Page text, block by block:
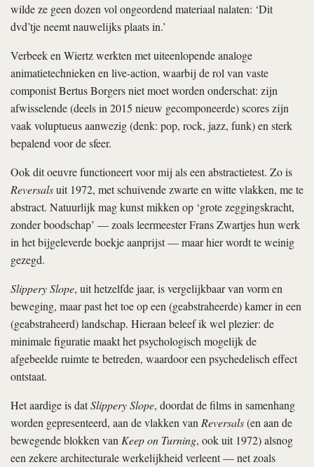
wilde ze geen dozen vol ongeordend materiaal nalaten: ‘Dit
dvd’tje neemt nauwelijks plaats in.’
Verbeek en Wiertz werkten met uiteenlopende analoge
animatietechnieken en live-action, waarbij de rol van vaste
componist Bertus Borgers niet moet worden onderschat: zijn
afwisselende (deels in 2015 nieuw gecomponeerde) scores zijn
vaak voluptueus aanwezig (denk: pop, rock, jazz, funk) en sterk
bepalend voor de sfeer.
Ook dit oeuvre functioneert voor mij als een abstractietest. Zo is
Reversalsuit 1972, met schuivende zwarte en witte vlakken, me te
abstract. Natuurlijk mag kunst mikken op ‘grote zeggingskracht,
zonder boodschap’ — zoals leermeester Frans Zwartjes hun werk
in het bijgeleverde boekje aanprijst — maar hier wordt te weinig
gezegd.
Slippery Slope, uit hetzelfde jaar, is vergelijkbaar van vorm en
beweging, maar past het toe op een (geabstraheerde) kamer in een
(geabstraheerd) landschap. Hieraan beleef ik wel plezier: de
minimale figuratie maakt het psychologisch mogelijk de
afgebeelde ruimte te betreden, waardoor een psychedelisch effect
ontstaat.
Het aardige is datSlippery Slope, doordat de films in samenhang
worden gepresenteerd, aan de vlakken vanReversals(en aan de
bewegende blokken vanKeep on Turning, ook uit 1972) alsnog
een zekere architecturale werkelijkheid verleent — net zoals